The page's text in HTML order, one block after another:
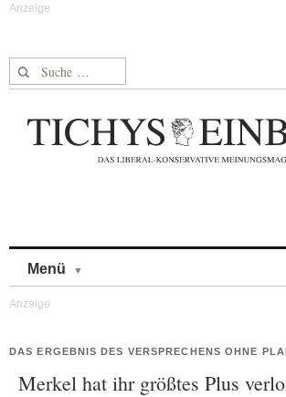
Suche nach:
Menü
DAS ERGEBNIS DES VERSPRECHENS OHNE
Merkel hat ihr größtes Plus